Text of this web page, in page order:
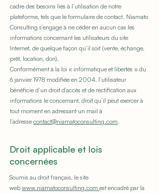
cadre des besoins liés à l’utilisation de notre
plateforme, tels que le formulaire de contact. Niamato
Consulting s’engage à ne céder en aucun cas les
informations concernant les utilisateurs du site
Internet, de quelque façon qu’il soit (vente, échange,
prêt, location, don).
Conformément à la loi « informatique et libertés » du
6 janvier 1978 modifiée en 2004, l’utilisateur
bénéficie d’un droit d’accès et de rectification aux
informations le concernant, droit qu’il peut exercer à
tout moment en adressant un mail à
l’adresse contact@niamatoconsulting.com.
Droit applicable et lois
concernées
Soumis au droit français, le site
web www.niamatoconsulting.com est encadré par la